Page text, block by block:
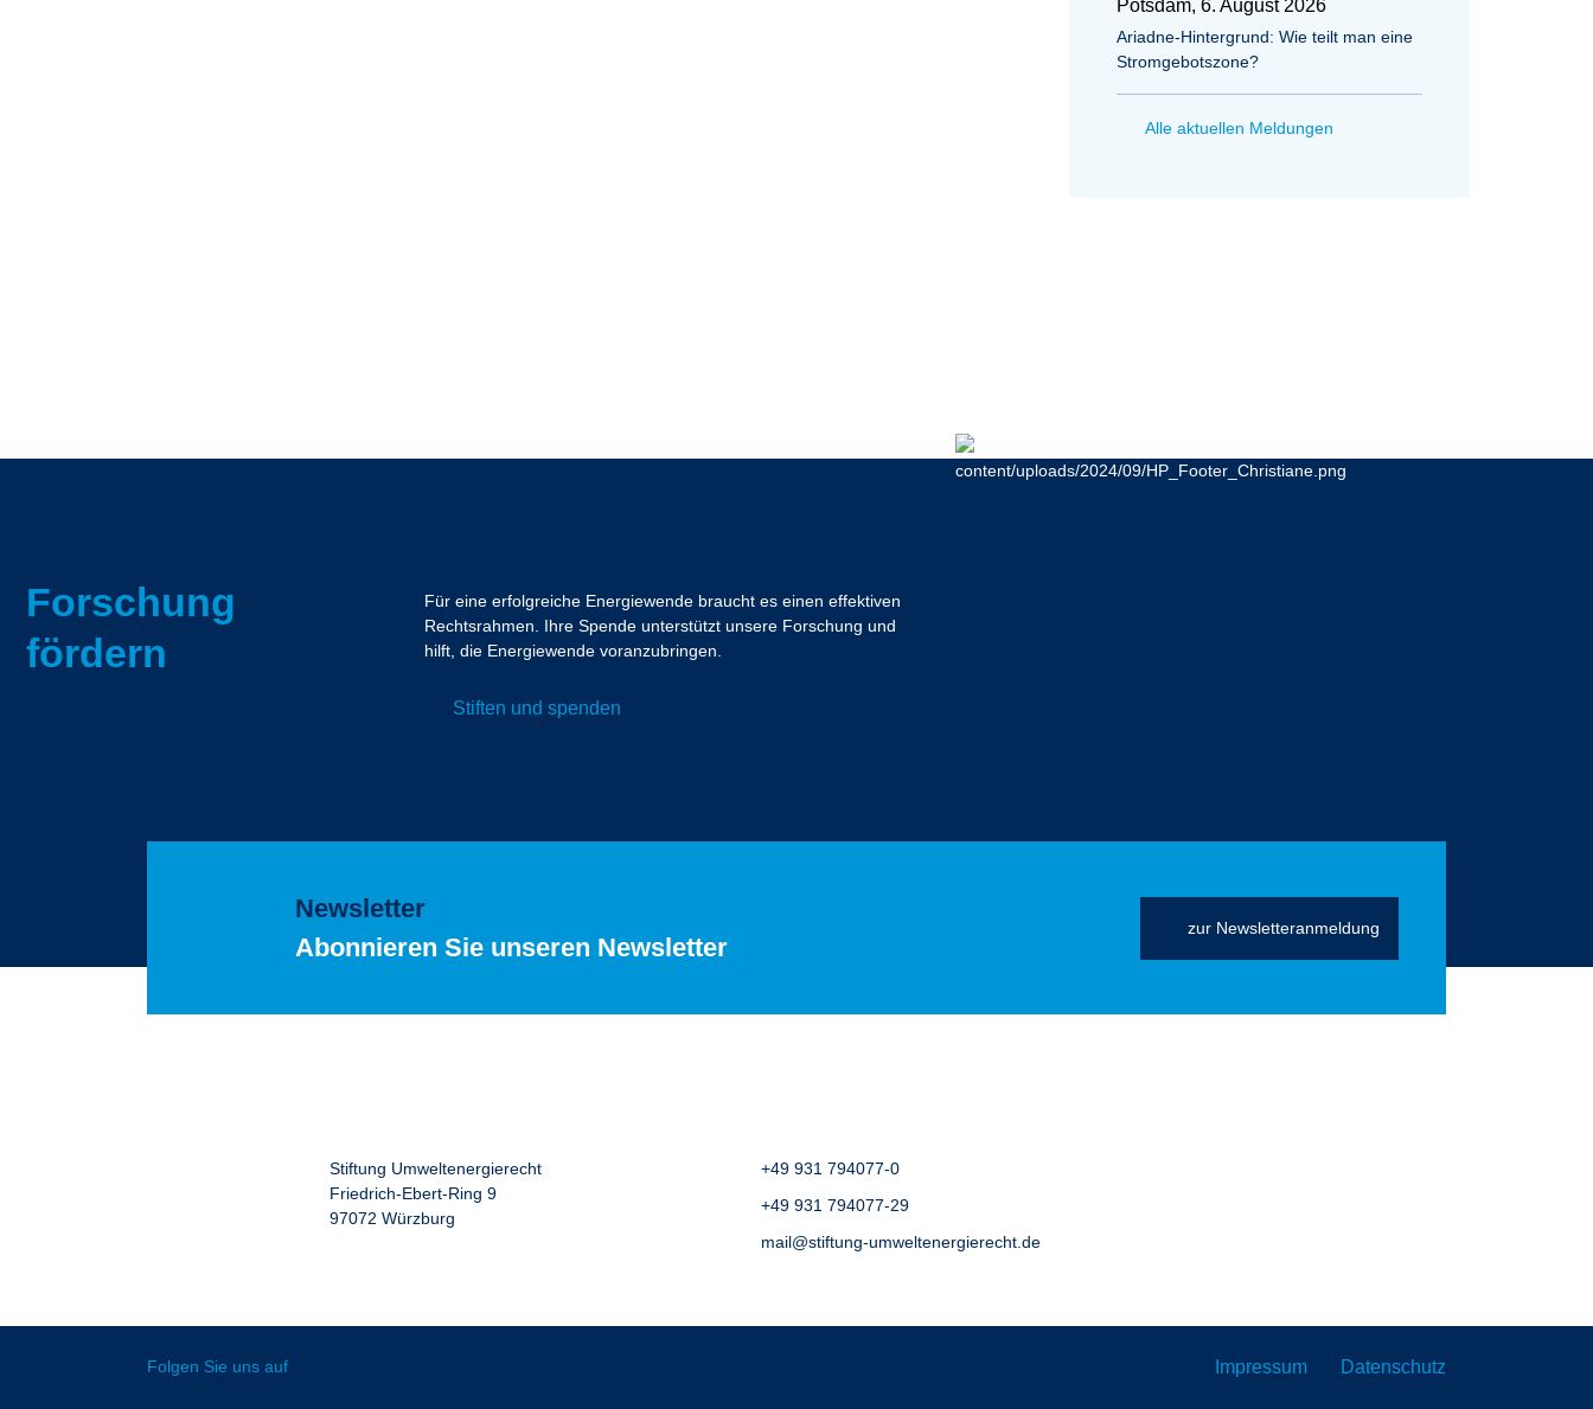
Potsdam, 6. August 2026
Ariadne-Hintergrund: Wie teilt man eine
Stromgebotszone?
Alle aktuellen Meldungen
Forschung
fördern
Für eine erfolgreiche Energiewende braucht es einen effektiven
Rechtsrahmen. Ihre Spende unterstützt unsere Forschung und
hilft, die Energiewende voranzubringen.
Stiften und spenden
Newsletter
Abonnieren Sie unseren Newsletter
zur Newsletteranmeldung
Stiftung Umweltenergierecht
Friedrich-Ebert-Ring 9
97072 Würzburg
+49 931 794077-0
+49 931 794077-29
mail@stiftung-umweltenergierecht.de
Folgen Sie uns auf Impressum Datenschutz